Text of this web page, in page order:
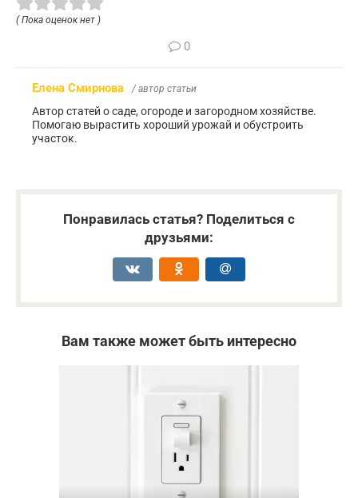
( Пока оценок нет )
0
Елена Смирнова / автор статьи
Автор статей о саде, огороде и загородном хозяйстве.
Помогаю вырастить хороший урожай и обустроить
участок.
Понравилась статья? Поделиться с
друзьями:
Вам также может быть интересно